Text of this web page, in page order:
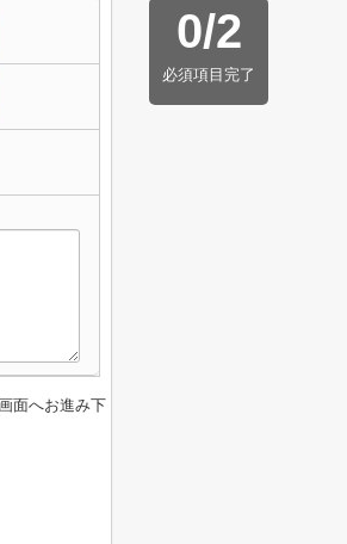
0/2
必須項目完了
面へお進み下